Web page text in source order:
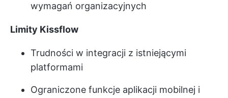
wymagań organizacyjnych
Limity Kissflow
Trudności w integracji z istniejącymi
platformami
Ograniczone funkcje aplikacji mobilnej i